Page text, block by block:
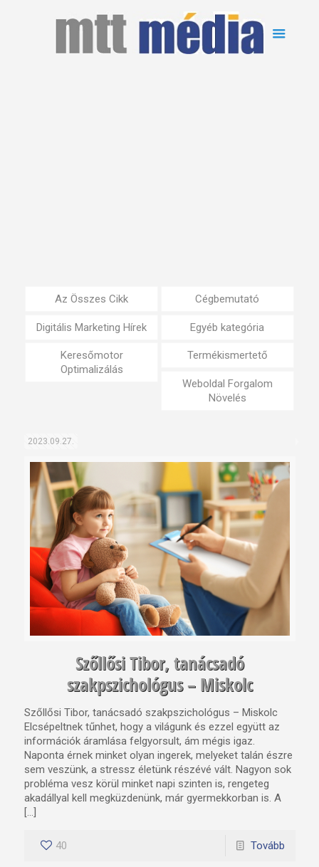
Az Összes Cikk Cégbemutató
Digitális Marketing Hírek Egyéb kategória
Keresőmotor
Optimalizálás
Termékismertető
Weboldal Forgalom
Növelés
2023.09.27.
Szőllősi Tibor, tanácsadó
szakpszichológus – Miskolc
Szőllősi Tibor, tanácsadó szakpszichológus – Miskolc
Elcsépeltnek tűnhet, hogy a világunk és ezzel együtt az
információk áramlása felgyorsult, ám mégis igaz.
Naponta érnek minket olyan ingerek, melyeket talán észre
sem veszünk, a stressz életünk részévé vált. Nagyon sok
probléma vesz körül minket napi szinten is, rengeteg
akadállyal kell megküzdenünk, már gyermekkorban is. A
[…]
40 Tovább